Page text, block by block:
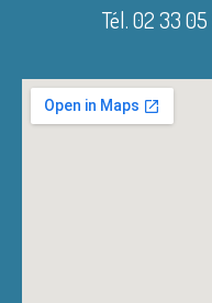
Tél. 02 33